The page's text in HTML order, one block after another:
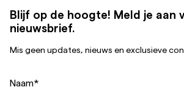
Blijf op de hoogte! Meld je aan
nieuwsbrief.
Mis geen updates, nieuws en exclusieve
Naam*